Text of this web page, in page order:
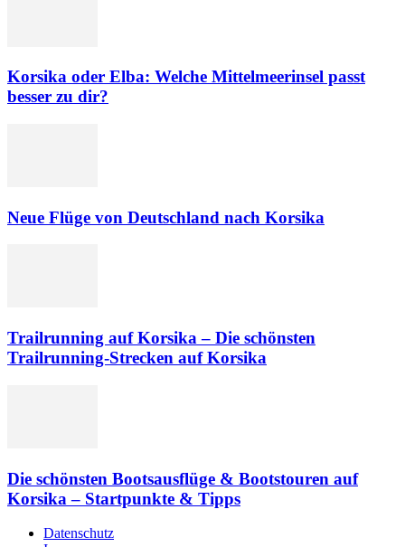
Korsika oder Elba: Welche Mittelmeerinsel passt
besser zu dir?
Neue Flüge von Deutschland nach Korsika
Trailrunning auf Korsika – Die schönsten
Trailrunning-Strecken auf Korsika
Die schönsten Bootsausflüge & Bootstouren auf
Korsika – Startpunkte & Tipps
Datenschutz